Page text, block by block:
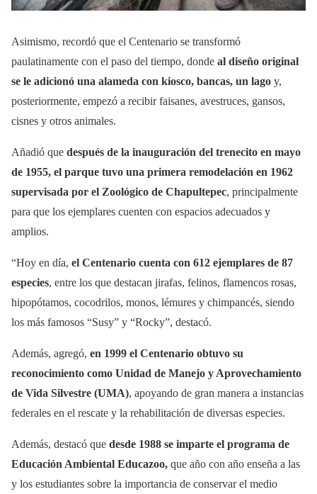
Asimismo, recordó que el Centenario se transformó
paulatinamente con el paso del tiempo, donde al diseño original
se le adicionó una alameda con kiosco, bancas, un lago y,
posteriormente, empezó a recibir faisanes, avestruces, gansos,
cisnes y otros animales.
Añadió que después de la inauguración del trenecito en mayo
de 1955, el parque tuvo una primera remodelación en 1962
supervisada por el Zoológico de Chapultepec, principalmente
para que los ejemplares cuenten con espacios adecuados y
amplios.
“Hoy en día, el Centenario cuenta con 612 ejemplares de 87
especies, entre los que destacan jirafas, felinos, flamencos rosas,
hipopótamos, cocodrilos, monos, lémures y chimpancés, siendo
los más famosos “Susy” y “Rocky”, destacó.
Además, agregó, en 1999 el Centenario obtuvo su
reconocimiento como Unidad de Manejo y Aprovechamiento
de Vida Silvestre (UMA), apoyando de gran manera a instancias
federales en el rescate y la rehabilitación de diversas especies.
Además, destacó que desde 1988 se imparte el programa de
Educación Ambiental Educazoo, que año con año enseña a las
y los estudiantes sobre la importancia de conservar el medio